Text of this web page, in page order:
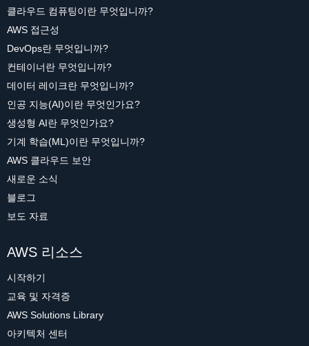
클라우드 컴퓨팅이란 무엇입니까?
AWS 접근성
DevOps란 무엇입니까?
컨테이너란 무엇입니까?
데이터 레이크란 무엇입니까?
인공 지능(AI)이란 무엇인가요?
생성형 AI란 무엇인가요?
기계 학습(ML)이란 무엇입니까?
AWS 클라우드 보안
새로운 소식
블로그
보도 자료
AWS 리소스
시작하기
교육 및 자격증
AWS Solutions Library
아키텍처 센터